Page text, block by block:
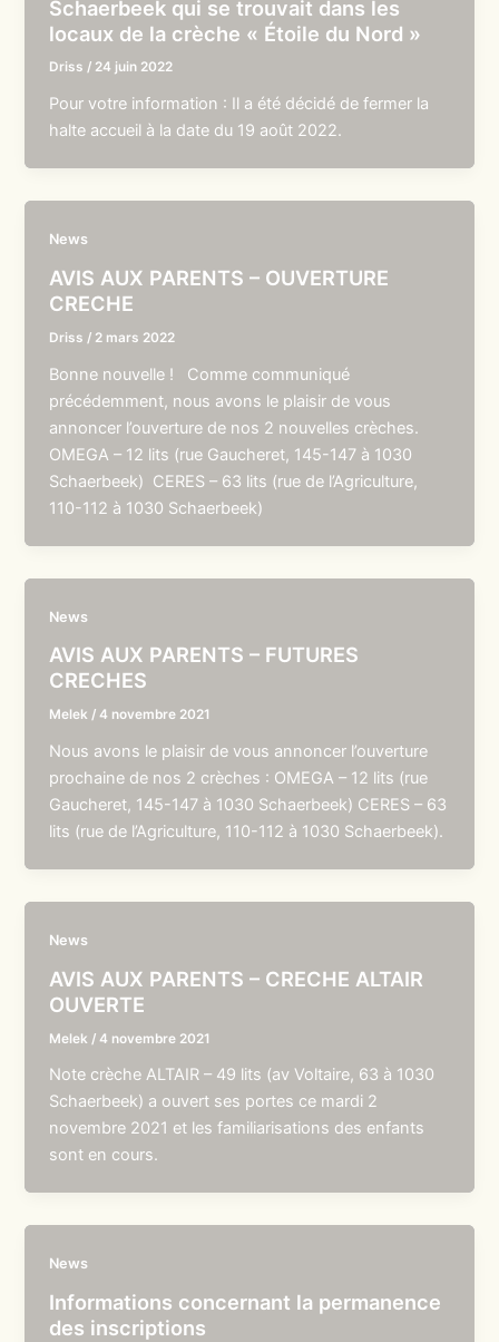
Schaerbeek qui se trouvait dans les
locaux de la crèche « Étoile du Nord »
Driss / 24 juin 2022
Pour votre information : Il a été décidé de fermer la
halte accueil à la date du 19 août 2022.
News
AVIS AUX PARENTS – OUVERTURE
CRECHE
Driss / 2 mars 2022
Bonne nouvelle ! Comme communiqué
précédemment, nous avons le plaisir de vous
annoncer l’ouverture de nos 2 nouvelles crèches.
OMEGA – 12 lits (rue Gaucheret, 145-147 à 1030
Schaerbeek) CERES – 63 lits (rue de l’Agriculture,
110-112 à 1030 Schaerbeek)
News
AVIS AUX PARENTS – FUTURES
CRECHES
Melek /4 novembre 2021
Nous avons le plaisir de vous annoncer l’ouverture
prochaine de nos 2 crèches : OMEGA – 12 lits (rue
Gaucheret, 145-147 à 1030 Schaerbeek) CERES – 63
lits (rue de l’Agriculture, 110-112 à 1030 Schaerbeek).
News
AVIS AUX PARENTS – CRECHE ALTAIR
OUVERTE
Melek /4 novembre 2021
Note crèche ALTAIR – 49 lits (av Voltaire, 63 à 1030
Schaerbeek) a ouvert ses portes ce mardi 2
novembre 2021 et les familiarisations des enfants
sont en cours.
News
Informations concernant la permanence
des inscriptions